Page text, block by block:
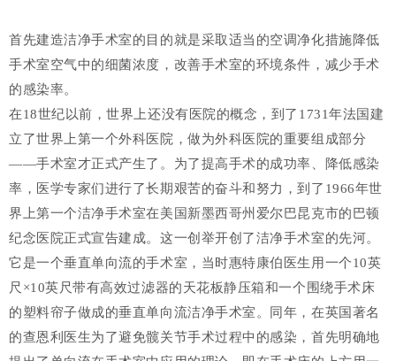
首先建造洁净手术室的目的就是采取适当的空调净化措施降低
手术室空气中的细菌浓度，改善手术室的环境条件，减少手术
的感染率。
在18世纪以前，世界上还没有医院的概念，到了1731年法国建
立了世界上第一个外科医院，做为外科医院的重要组成部分
——手术室才正式产生了。为了提高手术的成功率、降低感染
率，医学专家们进行了长期艰苦的奋斗和努力，到了1966年世
界上第一个洁净手术室在美国新墨西哥州爱尔巴昆克市的巴顿
纪念医院正式宣告建成。这一创举开创了洁净手术室的先河。
它是一个垂直单向流的手术室，当时惠特康伯医生用一个10英
尺×10英尺带有高效过滤器的天花板静压箱和一个围绕手术床
的塑料帘子做成的垂直单向流洁净手术室。同年，在英国著名
的查恩利医生为了避免髋关节手术过程中的感染，首先明确地